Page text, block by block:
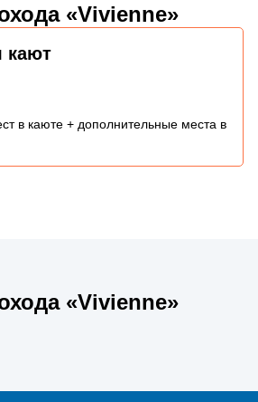
«Vivienne»
кают
в каюте + дополнительные места в
«Vivienne»